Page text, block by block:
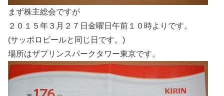
まず株主総会ですが
２０１５年３月２７日金曜日午前１０時よりです。
(サッポロビールと同じ日です。)
場所はザプリンスパークタワー東京です。